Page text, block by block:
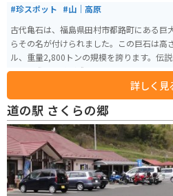
#珍スポット #山｜高原
古代亀石は、福島県田村市都路町にある巨
らその名が付けられました。この巨石は高
ル、重量2,800トンの規模を誇ります。伝
下りた際の足跡が残っているとされています。 アニメ「鬼滅の刃」で
の竈門炭治郎が、水の呼吸という特殊能力
成果で真っ二つにした岩とそっくりという
の巨石群とともに、ハイキングや自然観察
ではいきませんが流水が流れています。ま
り過ごすことができます。
詳しく見
道の駅 さくらの郷